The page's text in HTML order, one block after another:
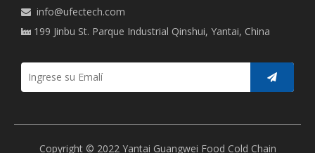
 info@ufectech.com
 199 Jinbu St. Parque Industrial Qinshui, Yantai, China
Copyright © 2022 Yantai Guangwei Food Cold Chain